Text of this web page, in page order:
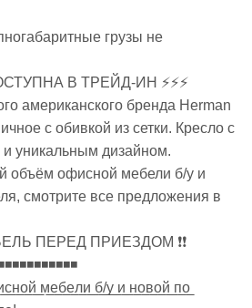
грузы не
В ТРЕЙД-ИН ⚡⚡⚡
американского бренда Herman
с обивкой из сетки. Кресло с
и уникальным дизайном.
объём офисной мебели б/у и
смотрите все предложения в
ПЕРЕД ПРИЕЗДОМ ❗❗
̲м̲е̲б̲е̲л̲и̲ ̲б̲/̲у̲ ̲и̲ ̲н̲о̲в̲о̲й̲ ̲п̲о̲